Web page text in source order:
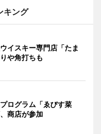
キング
イスキー専門店「たま
や角打ちも
ログラム「ゑびす菜
商店が参加